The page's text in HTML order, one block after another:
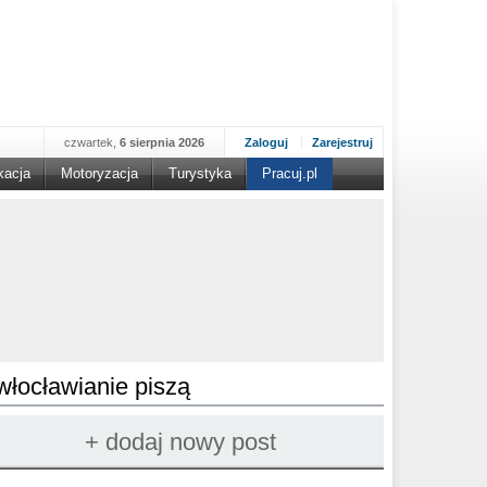
Zaloguj Zarejestruj
czwartek, 6 sierpnia 2026
Motoryzacja Turystyka Pracuj.pl
piszą